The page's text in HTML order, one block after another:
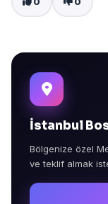
İstanbul
Bölgenize özel
ve teklif almak